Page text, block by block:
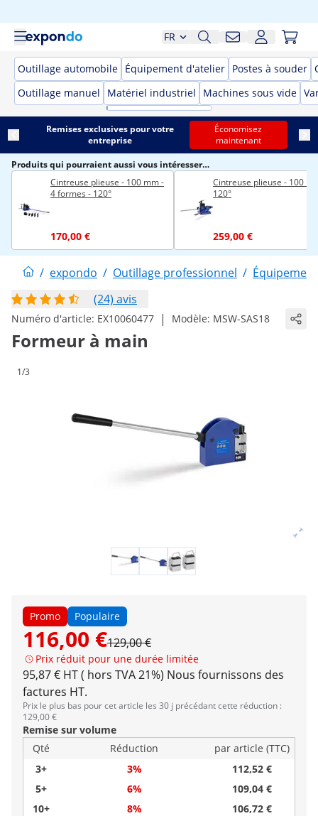
FR
Outillage automobile Équipement d'atelier Postes à souder
Outillage manuel
Matériel industriel Machines sous vide
Remises exclusives pour votre
entreprise
Économisez
maintenant
Produits qui pourraient aussi vous intéresser…
Cintreuse plieuse - 100 mm -
4 formes - 120°
170,00 €
Cintreuse plieuse - 100
120°
259,00 €
/ expondo / Outillage professionnel /
(24) avis
Numéro d'article: EX10060477 | Modèle: MSW-SAS18
Formeur à main
1/3
Promo Populaire
116,00 €129,00 €
Prix réduit pour une durée limitée
95,87 € HT ( hors TVA 21%) Nous fournissons des
factures HT.
Prix le plus bas pour cet article les 30 j précédant cette réduction :
129,00 €
Remise sur volume
Qté
Réduction
par article (TTC)
3+
3%
112,52 €
5+
6%
109,04 €
10+
8% 106,72 €